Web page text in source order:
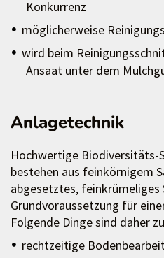
Konkurrenz
möglicherweise
wird beim
Ansaat unter dem
Anlagetechnik
Hochwertige Biodiversitäts-
bestehen aus feinkörnigem
abgesetztes,
Grundvoraussetzung für
Folgende Dinge sind daher
rechtzeitige